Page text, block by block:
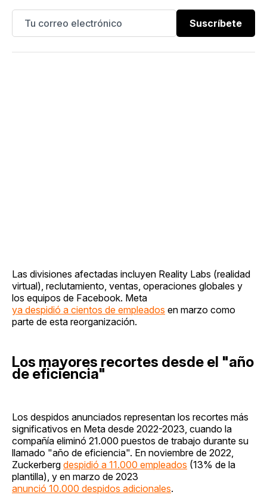
Suscríbete
Las divisiones afectadas incluyen Reality Labs (realidad
virtual), reclutamiento, ventas, operaciones globales y
los equipos de Facebook. Meta
ya despidió a cientos de empleados en marzo como
parte de esta reorganización.
Los mayores recortes desde el "año
de eficiencia"
Los despidos anunciados representan los recortes más
significativos en Meta desde 2022-2023, cuando la
compañía eliminó 21.000 puestos de trabajo durante su
llamado "año de eficiencia". En noviembre de 2022,
Zuckerberg despidió a 11.000 empleados (13% de la
plantilla), y en marzo de 2023
anunció 10.000 despidos adicionales.